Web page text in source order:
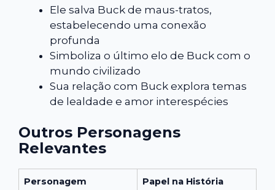
Ele salva Buck de maus-tratos,
estabelecendo uma conexão
profunda
Simboliza o último elo de Buck com o
mundo civilizado
Sua relação com Buck explora temas
de lealdade e amor interespécies
Outros Personagens
Relevantes
Personagem Papel na História